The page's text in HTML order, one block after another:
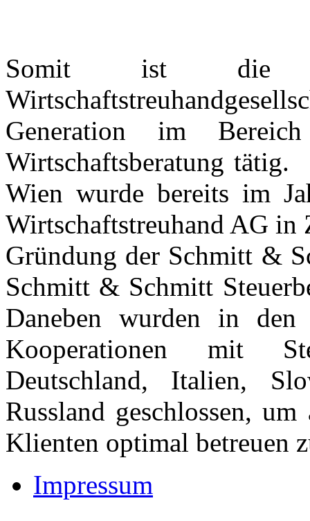
Somit ist die
Generation im
Wirtschaftsberatung tätig.
Wien wurde bereits im
Wirtschaftstreuhand AG
Gründung der Schmitt &
Schmitt & Schmitt
Daneben wurden in den
Kooperationen mit
Deutschland, Italien,
Russland geschlossen,
Klienten optimal betreuen
Impressum